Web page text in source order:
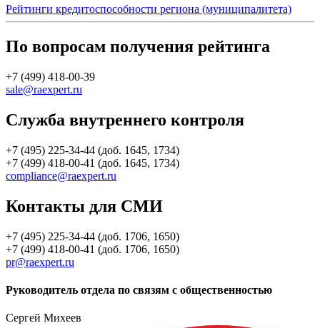
Рейтинги кредитоспособности региона (муниципалитета)
По вопросам получения рейтинга
+7 (499) 418-00-39
sale@raexpert.ru
Служба внутреннего контроля
+7 (495) 225-34-44 (доб. 1645, 1734)
+7 (499) 418-00-41 (доб. 1645, 1734)
compliance@raexpert.ru
Контакты для СМИ
+7 (495) 225-34-44 (доб. 1706, 1650)
+7 (499) 418-00-41 (доб. 1706, 1650)
pr@raexpert.ru
Руководитель отдела по связям с общественностью
Сергей Михеев